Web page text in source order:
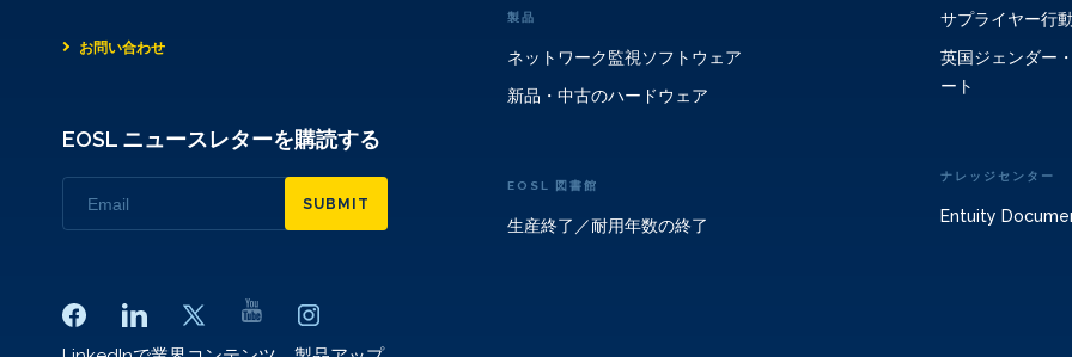
お問い合わせ
EOSL ニュースレターを購読する
SUBMIT
製品
ネットワーク監視ソフトウェア
新品・中古のハードウェア
EOSL 図書館
生産終了／耐用年数の終了
サプライヤー行
英国ジェンダー
ート
ナレッジセンター
Entuity